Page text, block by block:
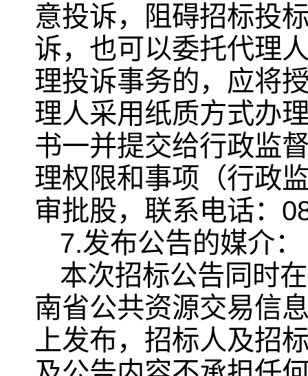
意投诉，阻碍招标投
诉，也可以委托代理
理投诉事务的，应将
理人采用纸质方式办
书一并提交给行政监
理权限和事项（行政
审批股，联系电话：
7.发布公告的媒介：
本次招标公告同时
南省公共资源交易信
上发布，招标人及招